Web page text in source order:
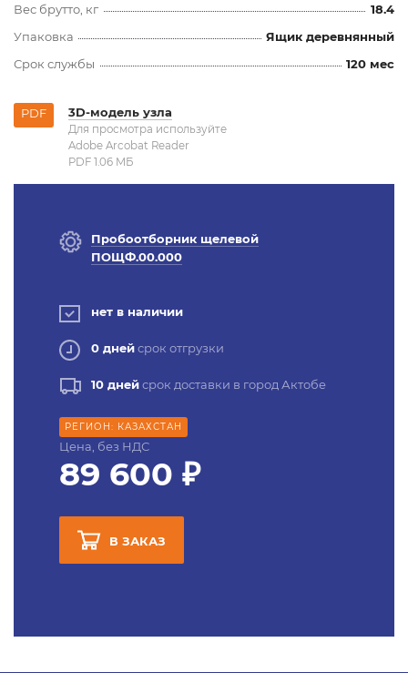
Вес брутто, кг
18.4
Упаковка
Ящик деревнянный
Срок службы
120 мес
PDF 3D-модель узла
Для просмотра используйте
Adobe Arcobat Reader
PDF 1.06 MБ
Пробоотборник щелевой
ПОЩФ.00.000
нет в наличии
0 днейсрок отгрузки
10 днейсрок доставки в город Актобе
РЕГИОН: КАЗАХСТАН
Цена, без НДС
89 600 ₽
В ЗАКАЗ